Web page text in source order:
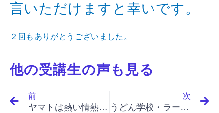
言いただけますと幸いです。
２回もありがとうございました。
他の受講生の声も見る
前
ヤマトは熱い情熱のある会社だと思いました。
次
うどん学校・ラーメン学校・そば学校・パスタ学校で開業&成果アップ｜「イノベーションと起業家精神（最終）」「リード・タイムは予測可能、変化の無視、「イノベーションの機会」としての利用、成功例」